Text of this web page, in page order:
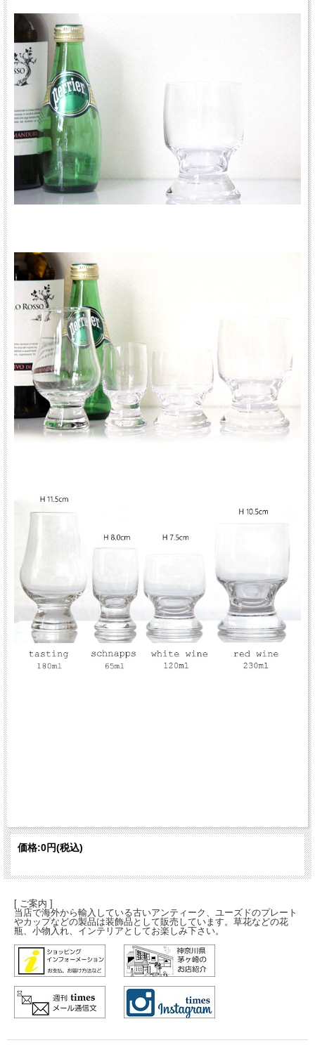
価格:0円(税込)
[ ご案内 ]
当店で海外から輸入している古いアンティーク、ユーズドのプレート
やカップなどの製品は装飾品として販売しています。草花などの花
瓶、小物入れ、インテリアとしてお楽しみ下さい。